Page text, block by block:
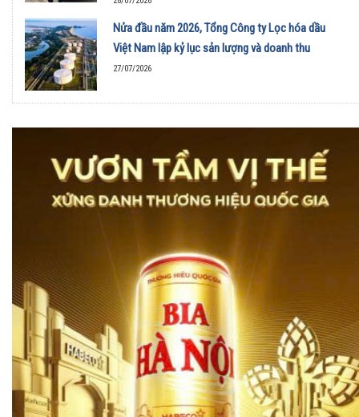
Nửa đầu năm 2026, Tổng Công ty Lọc hóa dầu
Việt Nam lập kỷ lục sản lượng và doanh thu
27/07/2026